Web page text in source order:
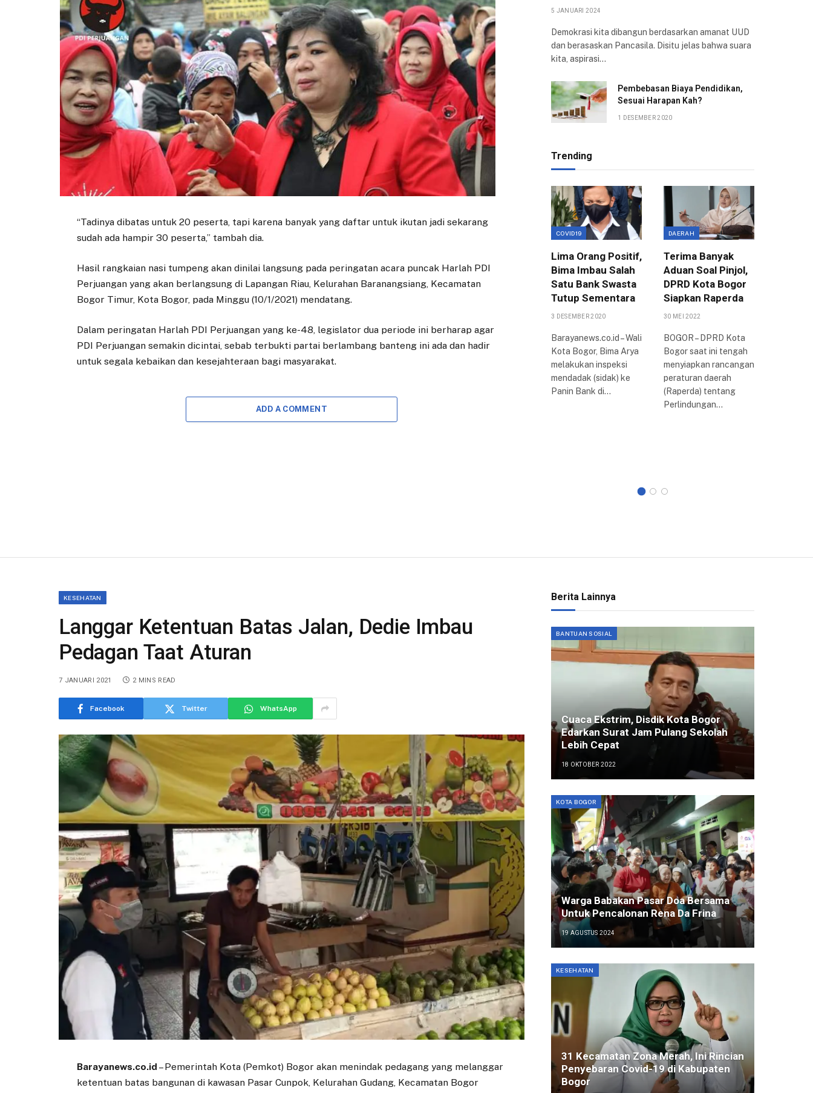
“Tadinya dibatas untuk 20 peserta, tapi karena banyak yang daftar untuk ikutan jadi sekarang
sudah ada hampir 30 peserta,” tambah dia.
Hasil rangkaian nasi tumpeng akan dinilai langsung pada peringatan acara puncak Harlah PDI
Perjuangan yang akan berlangsung di Lapangan Riau, Kelurahan Baranangsiang, Kecamatan
Bogor Timur, Kota Bogor, pada Minggu (10/1/2021) mendatang.
Dalam peringatan Harlah PDI Perjuangan yang ke-48, legislator dua periode ini berharap agar
PDI Perjuangan semakin dicintai, sebab terbukti partai berlambang banteng ini ada dan hadir
untuk segala kebaikan dan kesejahteraan bagi masyarakat.
ADD A COMMENT
5 JANUARI 2024
Demokrasi kita dibangun berdasarkan amanat UUD
dan berasaskan Pancasila. Disitu jelas bahwa suara
kita, aspirasi…
Pembebasan Biaya Pendidikan,
Sesuai Harapan Kah?
1 DESEMBER 2020
Trending
Usaha Antikorupsi,
Pelaku Usaha Kota
Bogor Ikuti Bimtek
100 pelaku usaha di
Kota Bogor menghadiri
Dunia…
Harap Gedung
Paviliun BSI
Kenyamanan
Nasabah
COVID19
Lima Orang Positif,
Bima Imbau Salah
Satu Bank Swasta
Tutup Sementara
3 DESEMBER 2020
Barayanews.co.id – Wali
Kota Bogor, Bima Arya
melakukan inspeksi
mendadak (sidak) ke
Panin Bank di…
DAERAH
Terima Banyak
Aduan Soal Pinjol,
DPRD Kota Bogor
Siapkan Raperda
30 MEI 2022
BOGOR – DPRD Kota
Bogor saat ini tengah
menyiapkan rancangan
peraturan daerah
(Raperda) tentang
Perlindungan…
KESEHATAN
Langgar Ketentuan Batas Jalan, Dedie Imbau
Pedagan Taat Aturan
7 JANUARI 2021 2 MINS READ
Facebook Twitter WhatsApp
Barayanews.co.id – Pemerintah Kota (Pemkot) Bogor akan menindak pedagang yang melanggar
ketentuan batas bangunan di kawasan Pasar Cunpok, Kelurahan Gudang, Kecamatan Bogor
Berita Lainnya
BANTUAN SOSIAL
Cuaca Ekstrim, Disdik Kota Bogor
Edarkan Surat Jam Pulang Sekolah
Lebih Cepat
18 OKTOBER 2022
KOTA BOGOR
Warga Babakan Pasar Doa Bersama
Untuk Pencalonan Rena Da Frina
19 AGUSTUS 2024
KESEHATAN
31 Kecamatan Zona Merah, Ini Rincian
Penyebaran Covid-19 di Kabupaten
Bogor